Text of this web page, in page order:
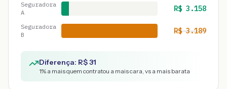
Seguradora
A
R$ 3.158
Seguradora
B
R$3.189
Diferença: R$31
1% a mais quem contratou a mais cara, vs a mais barata